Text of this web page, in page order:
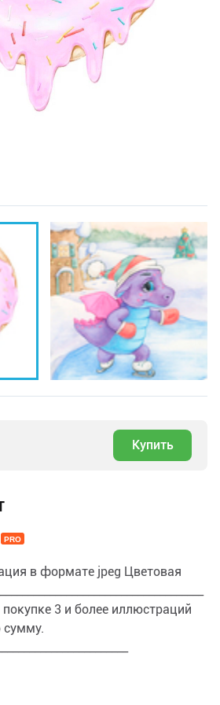
Купить
PRO
в формате jpeg Цветовая
3 и более иллюстраций
Данную иллюстрацию
для личных и коммерческих